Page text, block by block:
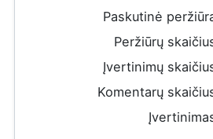
Paskutinė
Peržiūrų
Įvertinimų
Komentarų